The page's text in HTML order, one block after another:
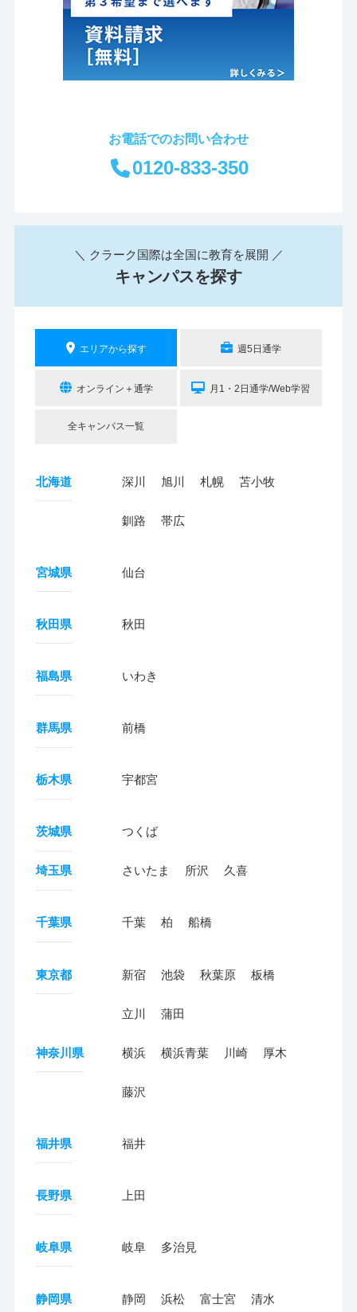
お電話でのお問い合わせ
0120-833-350
＼ クラーク国際は全国に教育を展開 ／
キャンパスを探す
エリアから探す 週5日通学
オンライン＋通学 月1・2日通学/Web学習
全キャンパス一覧
北海道 深川 旭川 札幌 苫小牧
釧路 帯広
宮城県 仙台
秋田県 秋田
福島県 いわき
群馬県 前橋
栃木県 宇都宮
茨城県 つくば
埼玉県 さいたま 所沢 久喜
千葉県 千葉 柏 船橋
東京都 新宿 池袋 秋葉原 板橋
立川 蒲田
神奈川県 横浜 横浜青葉 川崎 厚木
藤沢
福井県 福井
長野県 上田
岐阜県 岐阜 多治見
静岡県 静岡 浜松 富士宮 清水